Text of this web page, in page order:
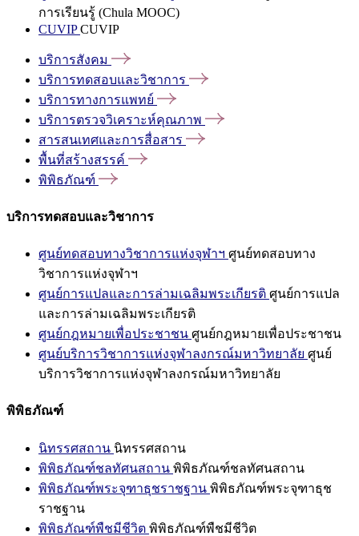
การเรียนรู้ (Chula MOOC)
CUVIPCUVIP
บริการสังคม
บริการทดสอบและวิชาการ
บริการทางการแพทย์
บริการตรวจวิเคราะห์คุณภาพ
สารสนเทศและการสื่อสาร
พื้นที่สร้างสรรค์
พิพิธภัณฑ์
บริการทดสอบและวิชาการ
ศูนย์ทดสอบทางวิชาการแห่งจุฬาฯ ศูนย์ทดสอบทาง
วิชาการแห่งจุฬาฯ
ศูนย์การแปลและการล่ามเฉลิมพระเกียรติ ศูนย์การแปล
และการล่ามเฉลิมพระเกียรติ
ศูนย์กฎหมายเพื่อประชาชน ศูนย์กฎหมายเพื่อประชาชน
ศูนย์บริการวิชาการแห่งจุฬาลงกรณ์มหาวิทยาลัย ศูนย์
บริการวิชาการแห่งจุฬาลงกรณ์มหาวิทยาลัย
พิพิธภัณฑ์
นิทรรศสถาน นิทรรศสถาน
พิพิธภัณฑ์ชลทัศนสถาน พิพิธภัณฑ์ชลทัศนสถาน
พิพิธภัณฑ์พระจุฑาธุชราชฐาน พิพิธภัณฑ์พระจุฑาธุช
ราชฐาน
พิพิธภัณฑ์พืชมีชีวิต พิพิธภัณฑ์พืชมีชีวิต